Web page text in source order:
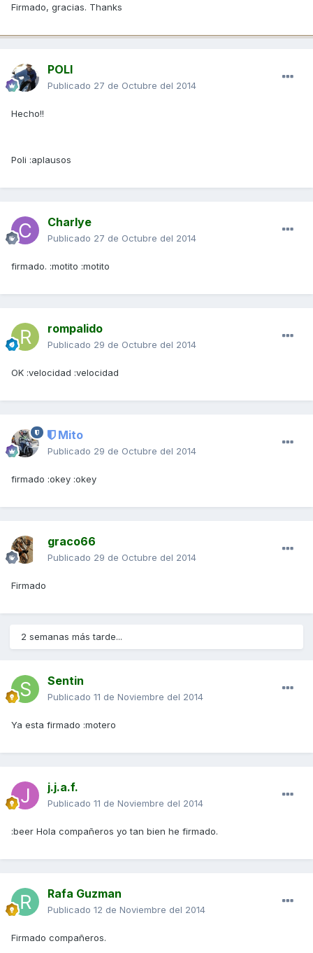
Firmado, gracias. Thanks
POLI
Publicado 27 de Octubre del 2014
Hecho!!
Poli :aplausos
Charlye
Publicado 27 de Octubre del 2014
firmado. :motito :motito
rompalido
Publicado 29 de Octubre del 2014
OK :velocidad :velocidad
Mito
Publicado 29 de Octubre del 2014
firmado :okey :okey
graco66
Publicado 29 de Octubre del 2014
Firmado
2 semanas más tarde...
Sentin
Publicado 11 de Noviembre del 2014
Ya esta firmado :motero
j.j.a.f.
Publicado 11 de Noviembre del 2014
:beer Hola compañeros yo tan bien he firmado.
Rafa Guzman
Publicado 12 de Noviembre del 2014
Firmado compañeros.